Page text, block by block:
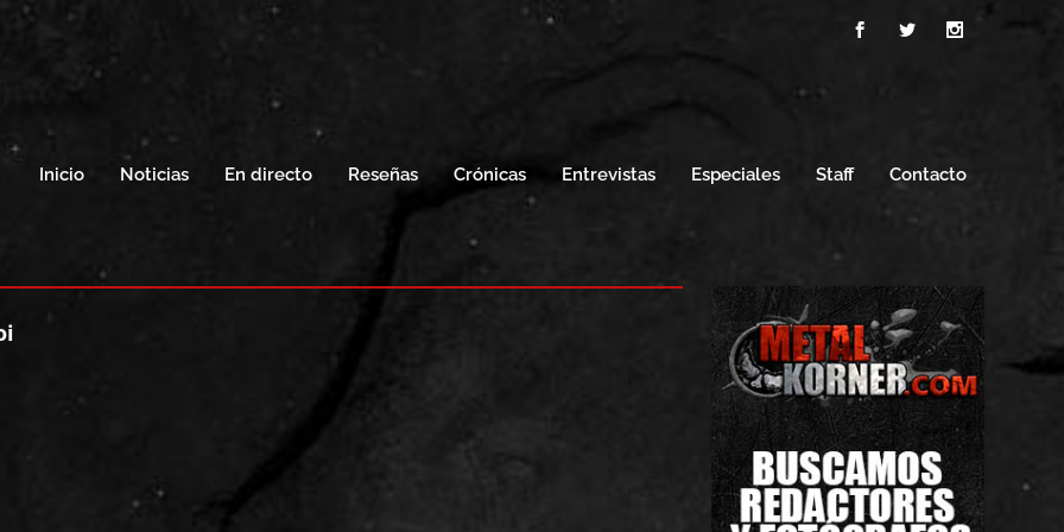
Inicio Noticias En directo Reseñas Crónicas Entrevistas Especiales Staff Contacto